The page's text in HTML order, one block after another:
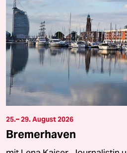
25.– 29. August 2026
Bremerhaven